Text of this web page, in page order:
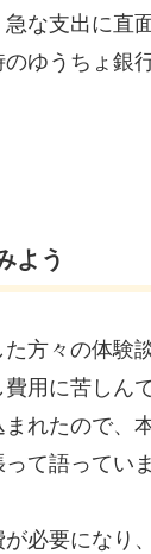
な支出に直
ゆうちょ銀
よう
方々の体験
用に苦しん
れたので、
て語っていま
必要になり